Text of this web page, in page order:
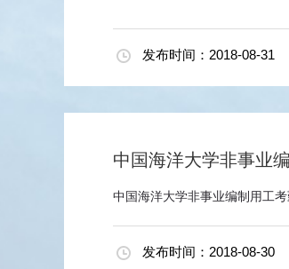
发布时间：2018-08-31
中国海洋大学非事业
中国海洋大学非事业编制用工
发布时间：2018-08-30